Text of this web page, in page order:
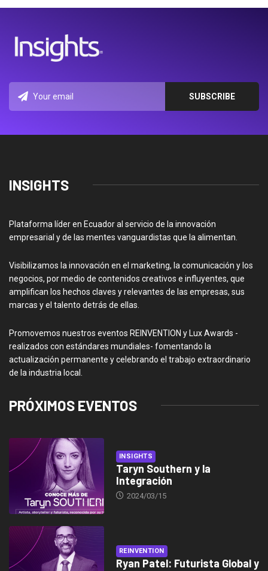
INSIGHTS
Plataforma líder en Ecuador al servicio de la innovación
empresarial y de las mentes vanguardistas que la alimentan.
Visibilizamos la innovación en el marketing, la comunicación y los
negocios, por medio de contenidos creativos e influyentes, que
amplifican los hechos claves y relevantes de las empresas, sus
marcas y el talento detrás de ellas.
Promovemos nuestros eventos REINVENTION y Lux Awards -
realizados con estándares mundiales- fomentando la
actualización permanente y celebrando el trabajo extraordinario
de la industria local.
PRÓXIMOS EVENTOS
INSIGHTS
Taryn Southern y la
Integración
2024/03/15
REINVENTION
Ryan Patel: Futurista Global y